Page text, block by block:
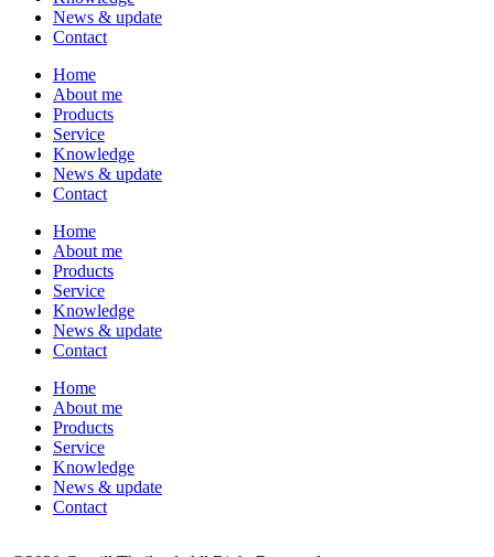
News & update
Contact
Home
About me
Products
Service
Knowledge
News & update
Contact
Home
About me
Products
Service
Knowledge
News & update
Contact
Home
About me
Products
Service
Knowledge
News & update
Contact